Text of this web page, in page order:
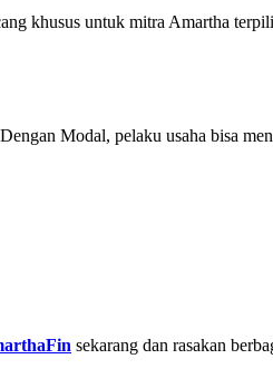
khusus untuk mitra Amartha
Modal, pelaku usaha bisa
sekarang dan rasakan